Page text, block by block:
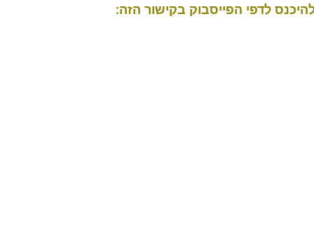
לדפי הפייסבוק בקישור הזה: